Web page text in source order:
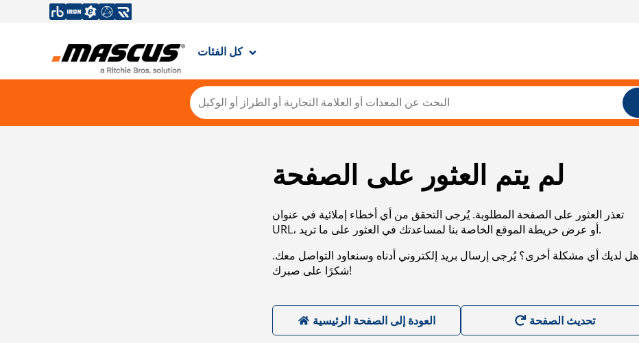
كل الفئات
لم يتم العثور على الصفحة
تعذر العثور على الصفحة المطلوبة. يُرجى التحقق من أي أخطاء إملائية في عنوان
URL، أو عرض خريطة الموقع الخاصة بنا لمساعدتك في العثور على ما تريد.
هل لديك أي مشكلة أخرى؟ يُرجى إرسال بريد إلكتروني أدناه وسنعاود التواصل معك.
شكرًا على صبرك!
العودة إلى الصفحة الرئيسية